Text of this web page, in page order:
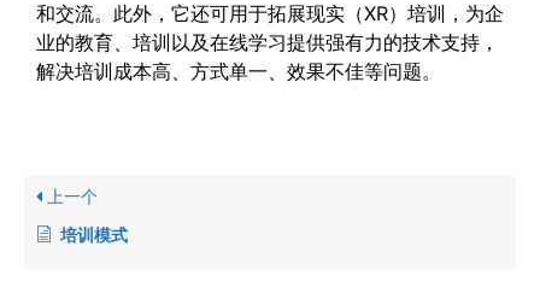
和交流。此外，它还可用于拓展现实（XR）培训，为企
业的教育、培训以及在线学习提供强有力的技术支持，
解决培训成本高、方式单一、效果不佳等问题。
上一个
培训模式